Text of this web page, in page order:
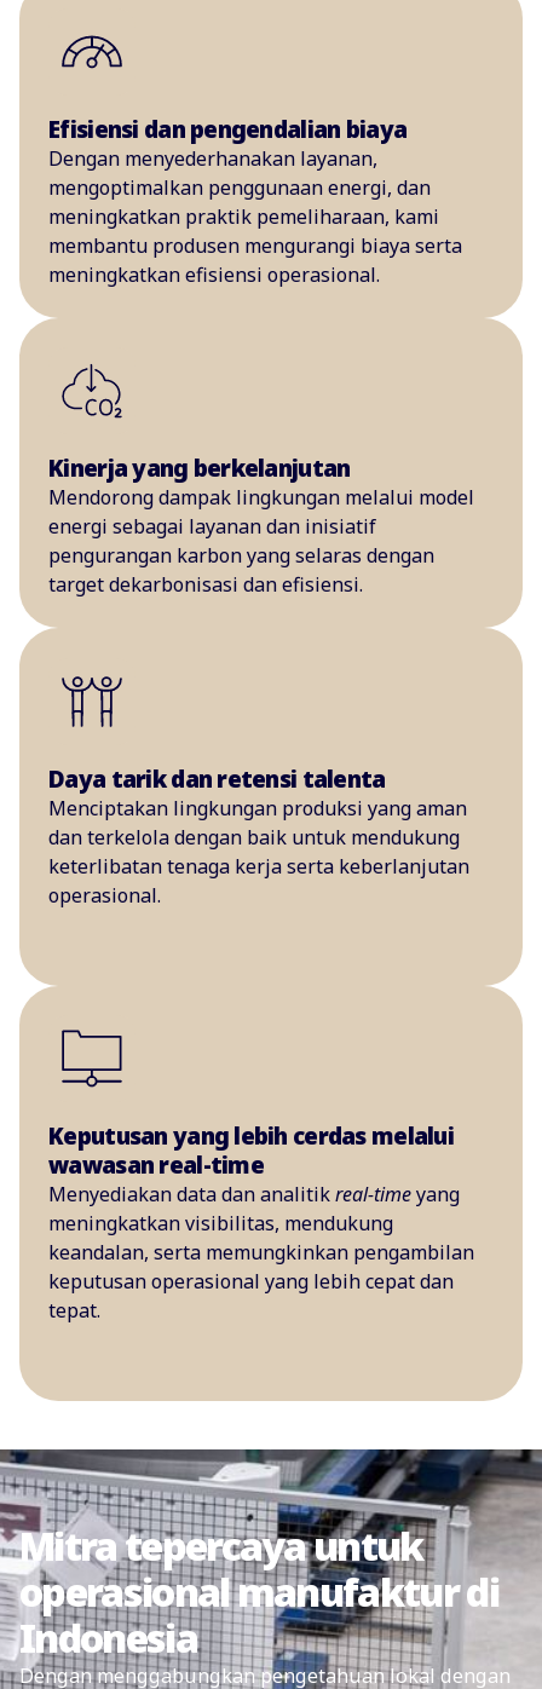
Efisiensi dan pengendalian biaya
Dengan menyederhanakan layanan,
mengoptimalkan penggunaan energi, dan
meningkatkan praktik pemeliharaan, kami
membantu produsen mengurangi biaya serta
meningkatkan efisiensi operasional.
Kinerja yang berkelanjutan
Mendorong dampak lingkungan melalui model
energi sebagai layanan dan inisiatif
pengurangan karbon yang selaras dengan
target dekarbonisasi dan efisiensi.
Daya tarik dan retensi talenta
Menciptakan lingkungan produksi yang aman
dan terkelola dengan baik untuk mendukung
keterlibatan tenaga kerja serta keberlanjutan
operasional.
Keputusan yang lebih cerdas melalui
wawasan real-time
Menyediakan data dan analitikreal-timeyang
meningkatkan visibilitas, mendukung
keandalan, serta memungkinkan pengambilan
keputusan operasional yang lebih cepat dan
tepat.
Mitra tepercaya untuk
operasional manufaktur di
Indonesia
Dengan menggabungkan pengetahuan lokal dengan